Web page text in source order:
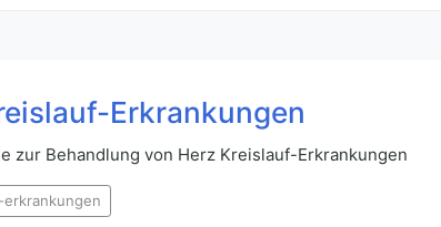
Erkrankungen
zur Behandlung von Herz Kreislauf-Erkrankungen